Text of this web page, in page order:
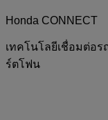
Honda CONNECT
เทคโนโลยีเชื่อมต่อ
ร์ตโฟน